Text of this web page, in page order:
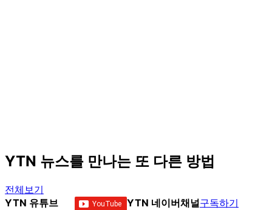
YTN 뉴스를 만나는 또 다른 방법
전체보기
YTN 유튜브
YTN 네이버채널구독하기